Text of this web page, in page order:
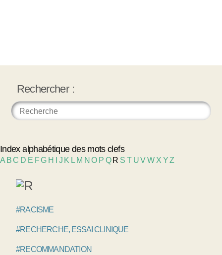
Rechercher :
Index alphabétique des mots clefs
A BC D E FG H J K L M NO P Q R S T UVW X YZ
#RACISME
#RECHERCHE, ESSAI CLINIQUE
#RECOMMANDATION